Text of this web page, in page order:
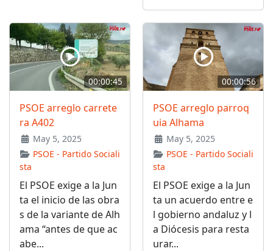
00:00:45
PSOE arreglo carrete
ra A402
May 5, 2025
PSOE - Partido Sociali
sta
El PSOE exige a la Jun
ta el inicio de las obra
s de la variante de Alh
ama “antes de que ac
abe...
00:00:56
PSOE arreglo parroq
uia Alhama
May 5, 2025
PSOE - Partido Sociali
sta
El PSOE exige a la Jun
ta un acuerdo entre e
l gobierno andaluz y l
a Diócesis para resta
urar...